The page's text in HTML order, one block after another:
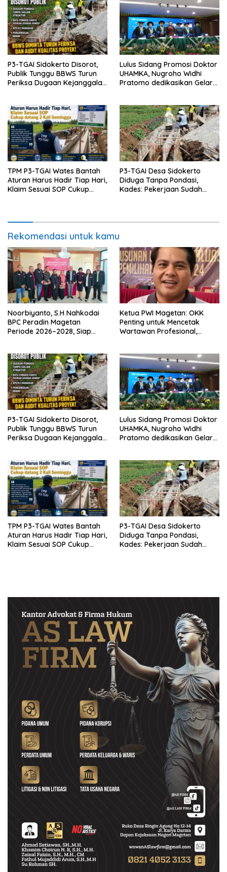
P3-TGAI Sidokerto Disorot,
Publik Tunggu BBWS Turun
Periksa Dugaan Kejanggalan
Lulus Sidang Promosi Doktor
UHAMKA, Nugroho Widhi
Pratomo dedikasikan Gelar
TPM P3-TGAI Wates Bantah
Aturan Harus Hadir Tiap Hari,
Klaim Sesuai SOP Cukup
P3-TGAI Desa Sidokerto
Diduga Tanpa Pondasi,
Kades: Pekerjaan Sudah
Rekomendasi untuk kamu
Noorbiyanto, S.H Nahkodai
BPC Peradin Magetan
Periode 2026–2028, Siap
Ketua PWI Magetan: OKK
Penting untuk Mencetak
Wartawan Profesional,
P3-TGAI Sidokerto Disorot,
Publik Tunggu BBWS Turun
Periksa Dugaan Kejanggalan
Lulus Sidang Promosi Doktor
UHAMKA, Nugroho Widhi
Pratomo dedikasikan Gelar
TPM P3-TGAI Wates Bantah
Aturan Harus Hadir Tiap Hari,
Klaim Sesuai SOP Cukup
P3-TGAI Desa Sidokerto
Diduga Tanpa Pondasi,
Kades: Pekerjaan Sudah